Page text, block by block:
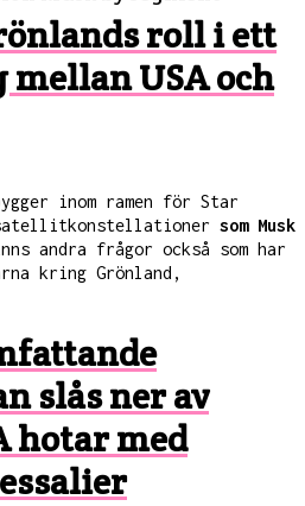
roll i ett
USA och
inom ramen för Star
som Musk
andra frågor också som har
kring Grönland,
slås ner av
hotar med